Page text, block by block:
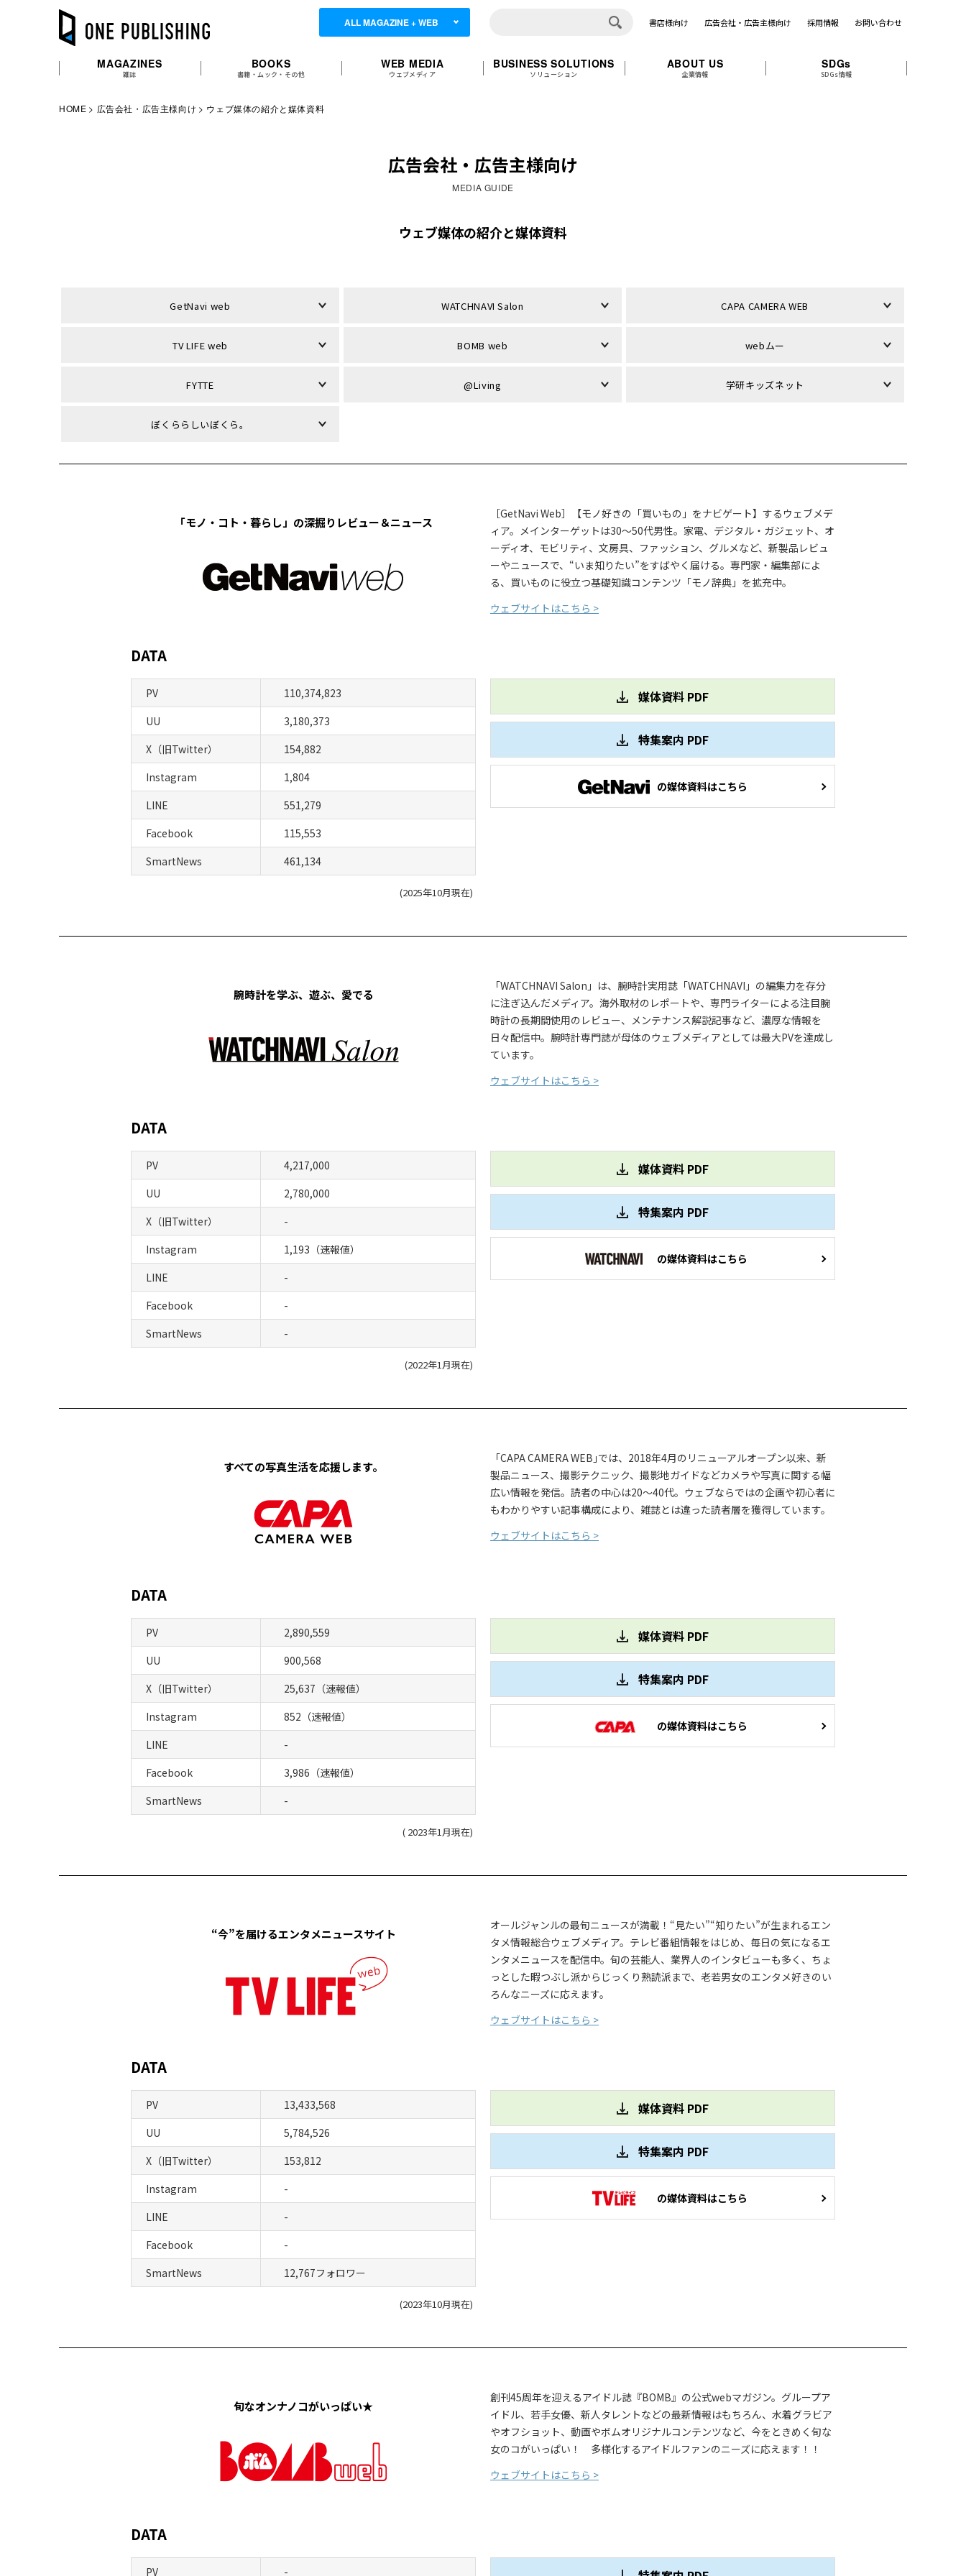
ALL MAGAZINE + WEB 書店様向け 広告会社・広告主様向け 採用情報 お問い合わせ
MAGAZINES
雑誌
BOOKS
書籍・ムック・その他
WEB MEDIA
ウェブメディア
BUSINESS SOLUTIONS
ソリューション
ABOUT US
企業情報
SDGs
SDGs情報
HOME 広告会社・広告主様向け ウェブ媒体の紹介と媒体資料
広告会社・広告主様向け
MEDIA GUIDE
ウェブ媒体の紹介と媒体資料
GetNavi web WATCHNAVI Salon CAPA CAMERA WEB
TV LIFE web BOMB web webムー
FYTTE @Living 学研キッズネット
ぼくららしいぼくら。
「モノ・コト・暮らし」の深掘りレビュー＆ニュース
［GetNavi Web］【モノ好きの「買いもの」をナビゲート】するウェブメデ
ィア。メインターゲットは30～50代男性。家電、デジタル・ガジェット、オ
ーディオ、モビリティ、文房具、ファッション、グルメなど、新製品レビュ
ーやニュースで、“いま知りたい”をすばやく届ける。専門家・編集部によ
る、買いものに役立つ基礎知識コンテンツ「モノ辞典」を拡充中。
ウェブサイトはこちら >
DATA
PV
110,374,823
UU
3,180,373
X（旧Twitter）
154,882
Instagram
1,804
LINE
551,279
Facebook
115,553
SmartNews
461,134
(2025年10月現在)
媒体資料 PDF
特集案内 PDF
の媒体資料はこちら
腕時計を学ぶ、遊ぶ、愛でる
「WATCHNAVI Salon」は、腕時計実用誌「WATCHNAVI」の編集力を存分
に注ぎ込んだメディア。海外取材のレポートや、専門ライターによる注目腕
時計の長期間使用のレビュー、メンテナンス解説記事など、濃厚な情報を
日々配信中。腕時計専門誌が母体のウェブメディアとしては最大PVを達成し
ています。
ウェブサイトはこちら >
DATA
PV
4,217,000
UU
2,780,000
X（旧Twitter）
-
Instagram
1,193（速報値）
LINE
-
Facebook
-
SmartNews
-
(2022年1月現在)
媒体資料 PDF
特集案内 PDF
の媒体資料はこちら
すべての写真生活を応援します。
「CAPA CAMERA WEB｣では、2018年4月のリニューアルオープン以来、新
製品ニュース、撮影テクニック、撮影地ガイドなどカメラや写真に関する幅
広い情報を発信。読者の中心は20～40代。ウェブならではの企画や初心者に
もわかりやすい記事構成により、雑誌とは違った読者層を獲得しています。
ウェブサイトはこちら >
DATA
PV
2,890,559
UU
900,568
X（旧Twitter）
25,637（速報値）
Instagram
852（速報値）
LINE
-
Facebook
3,986（速報値）
SmartNews
-
( 2023年1月現在)
媒体資料 PDF
特集案内 PDF
の媒体資料はこちら
“今”を届けるエンタメニュースサイト
オールジャンルの最旬ニュースが満載！“見たい”“知りたい”が生まれるエン
タメ情報総合ウェブメディア。テレビ番組情報をはじめ、毎日の気になるエ
ンタメニュースを配信中。旬の芸能人、業界人のインタビューも多く、ちょ
っとした暇つぶし派からじっくり熟読派まで、老若男女のエンタメ好きのい
ろんなニーズに応えます。
ウェブサイトはこちら >
DATA
PV
13,433,568
UU
5,784,526
X（旧Twitter）
153,812
Instagram
-
LINE
-
Facebook
-
SmartNews
12,767フォロワー
(2023年10月現在)
媒体資料 PDF
特集案内 PDF
の媒体資料はこちら
旬なオンナノコがいっぱい★
創刊45周年を迎えるアイドル誌『BOMB』の公式webマガジン。グループア
イドル、若手女優、新人タレントなどの最新情報はもちろん、水着グラビア
やオフショット、動画やボムオリジナルコンテンツなど、今をときめく旬な
女のコがいっぱい！ 多様化するアイドルファンのニーズに応えます！！
ウェブサイトはこちら >
DATA
PV -